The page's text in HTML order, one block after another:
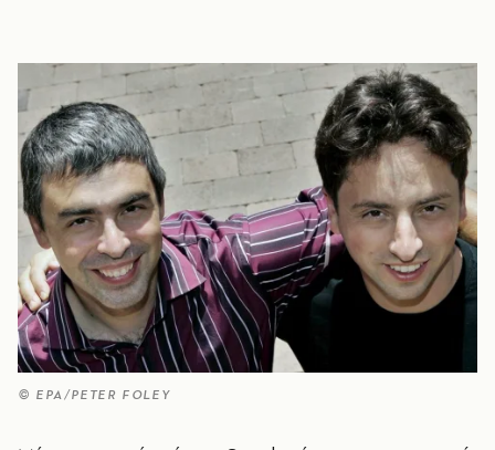
© EPA/PETER FOLEY